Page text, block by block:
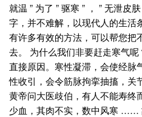
就温 ” 为了 ” 驱寒 ” ， ” 无泄皮
字，并不难解，以现代人的生活
有许多有效的方法，可以帮您把
去。 为什么我们非要赶走寒气
直接原因。寒性凝滞，会使经脉
性收引，会令筋脉拘挛抽搐，关
黄帝问大医歧伯，有人不能寿终
少血，其肉不实，数中风寒 ……